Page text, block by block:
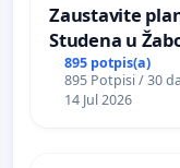
Zaustavite
Studena u
895 potpis(a)
895 Potpisi / 30
14 Jul 2026